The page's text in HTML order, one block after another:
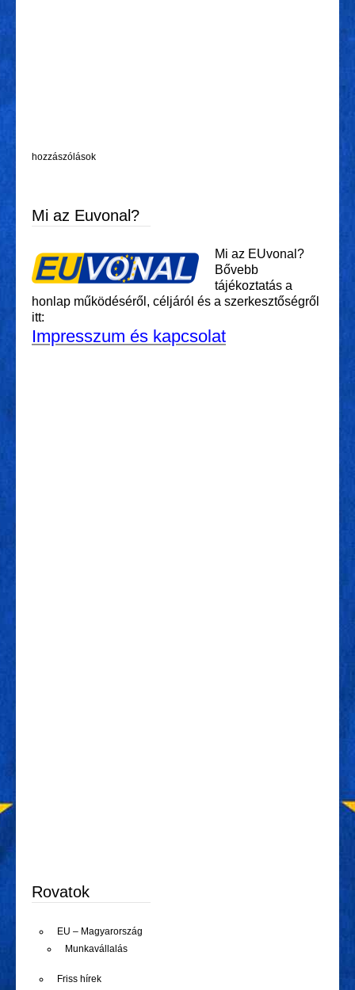
hozzászólások
Mi az Euvonal?
Mi az EUvonal?
Bővebb
tájékoztatás a
honlap működéséről, céljáról és a szerkesztőségről
itt:
Impresszum és kapcsolat
Rovatok
EU – Magyarország
Munkavállalás
Friss hírek